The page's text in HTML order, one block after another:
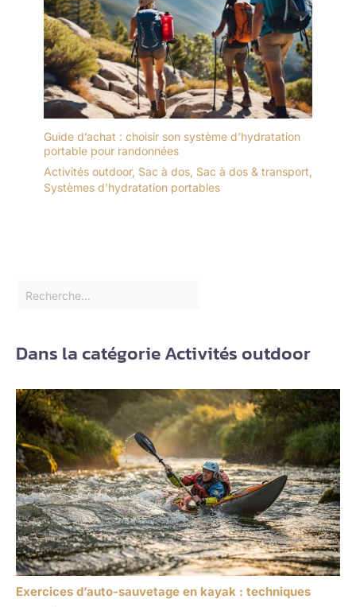
Guide d’achat : choisir son système d’hydratation
portable pour randonnées
Activités outdoor, Sac à dos, Sac à dos & transport,
Systèmes d'hydratation portables
Dans la catégorie Activités outdoor
Exercices d’auto-sauvetage en kayak : techniques